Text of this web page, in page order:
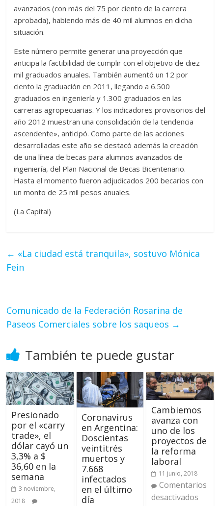
avanzados (con más del 75 por ciento de la carrera
aprobada), habiendo más de 40 mil alumnos en dicha
situación.
Este número permite generar una proyección que
anticipa la factibilidad de cumplir con el objetivo de diez
mil graduados anuales. También aumentó un 12 por
ciento la graduación en 2011, llegando a 6.500
graduados en ingeniería y 1.300 graduados en las
carreras agropecuarias. Y los indicadores provisorios del
año 2012 muestran una consolidación de la tendencia
ascendente», anticipó. Como parte de las acciones
desarrolladas este año se destacó además la creación
de una línea de becas para alumnos avanzados de
ingeniería, del Plan Nacional de Becas Bicentenario.
Hasta el momento fueron adjudicados 200 becarios con
un monto de 25 mil pesos anuales.
(La Capital)
← «La ciudad está tranquila», sostuvo Mónica
Fein
Comunicado de la Federación Rosarina de
Paseos Comerciales sobre los saqueos →
También te puede gustar
Presionado
por el «carry
trade», el
dólar cayó un
3,3% a $
36,60 en la
semana
3 noviembre,
2018
Coronavirus
en Argentina:
Doscientas
veintitrés
muertos y
7.668
infectados
en el último
día
Cambiemos
avanza con
uno de los
proyectos de
la reforma
laboral
11 junio, 2018
Comentarios
desactivados